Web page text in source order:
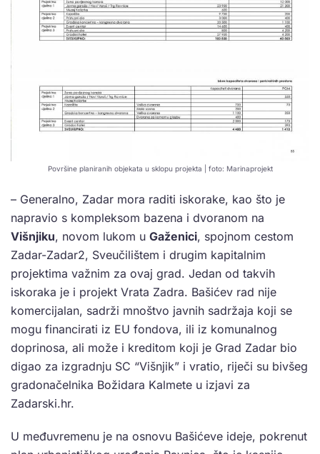
Površine planiranih objekata u sklopu projekta | foto: Marinaprojekt
– Generalno, Zadar mora raditi iskorake, kao što je
napravio s kompleksom bazena i dvoranom na
Višnjiku, novom lukom u Gaženici, spojnom cestom
Zadar-Zadar2, Sveučilištem i drugim kapitalnim
projektima važnim za ovaj grad. Jedan od takvih
iskoraka je i projekt Vrata Zadra. Bašićev rad nije
komercijalan, sadrži mnoštvo javnih sadržaja koji se
mogu financirati iz EU fondova, ili iz komunalnog
doprinosa, ali može i kreditom koji je Grad Zadar bio
digao za izgradnju SC “Višnjik” i vratio, riječi su bivšeg
gradonačelnika Božidara Kalmete u izjavi za
Zadarski.hr.
U međuvremenu je na osnovu Bašićeve ideje, pokrenut